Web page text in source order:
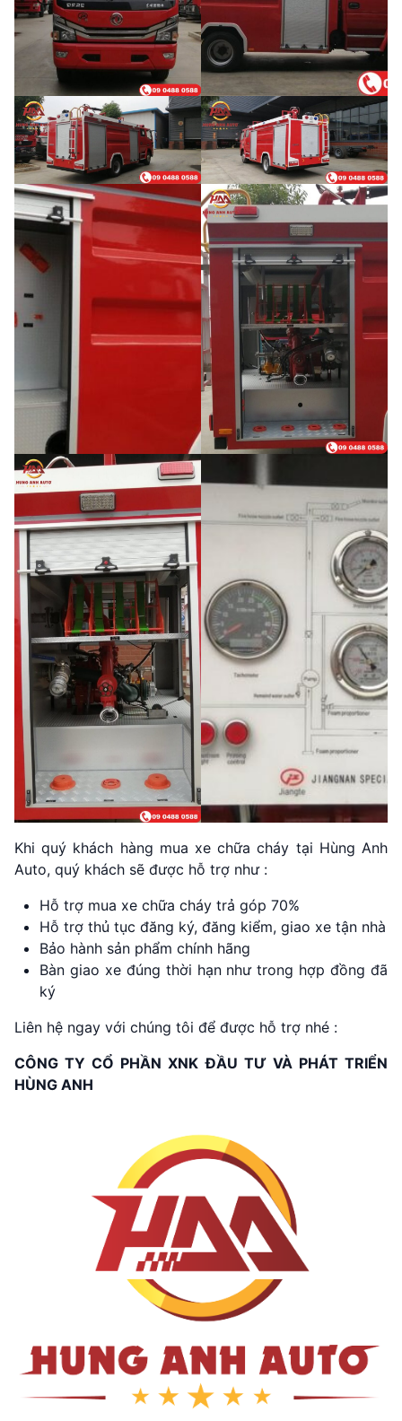
Khi quý khách hàng mua xe chữa cháy tại Hùng Anh
Auto, quý khách sẽ được hỗ trợ như :
Hỗ trợ mua xe chữa cháy trả góp 70%
Hỗ trợ thủ tục đăng ký, đăng kiểm, giao xe tận nhà
Bảo hành sản phẩm chính hãng
Bàn giao xe đúng thời hạn như trong hợp đồng đã
ký
Liên hệ ngay với chúng tôi để được hỗ trợ nhé :
CÔNG TY CỔ PHẦN XNK ĐẦU TƯ VÀ PHÁT TRIỂN
HÙNG ANH